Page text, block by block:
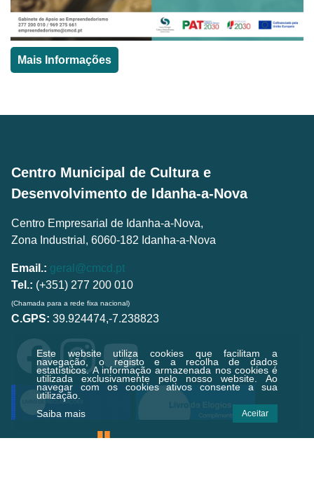
Este website utiliza cookies que facilitam a
navegação, o registo e a recolha de dados
estatísticos.A informação armazenada nos cookies é
utilizada exclusivamente pelo nosso website. Ao
navegar com os cookies ativos consente a sua
utilização.
Saiba mais
Aceitar
Mais Informações
Centro Municipal de Cultura e
Desenvolvimento de Idanha-a-Nova
Centro Empresarial de Idanha-a-Nova,
Zona Industrial, 6060-182 Idanha-a-Nova
Email.: geral@cmcd.pt
Tel.: (+351) 277 200 010
(Chamada para a rede fixa nacional)
C.GPS: 39.924474,-7.238823